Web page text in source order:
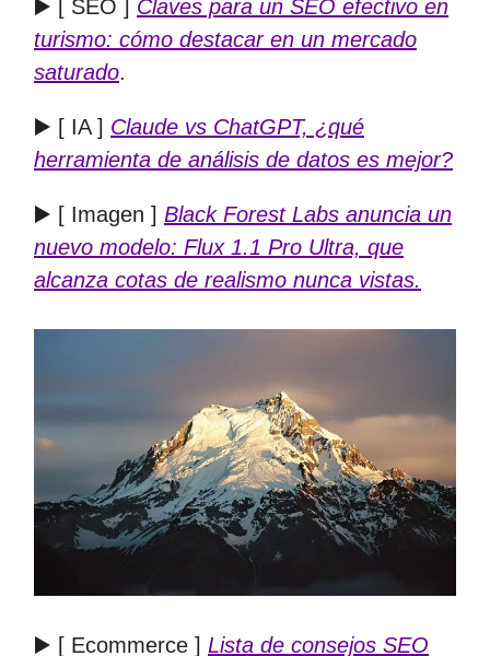
▶️ [ SEO ] Claves para un SEO efectivo en
turismo: cómo destacar en un mercado
saturado.
▶️ [ IA ] Claude vs ChatGPT, ¿qué
herramienta de análisis de datos es mejor?
▶️ [ Imagen ] Black Forest Labs anuncia un
nuevo modelo: Flux 1.1 Pro Ultra, que
alcanza cotas de realismo nunca vistas.
▶️ [ Ecommerce ] Lista de consejos SEO